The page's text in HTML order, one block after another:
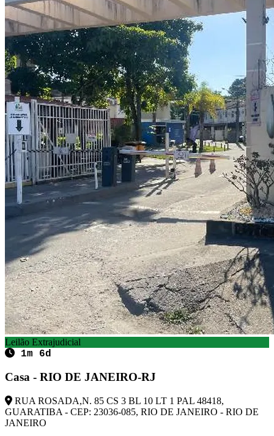
Leilão Extrajudicial
1m 6d
Casa - RIO DE JANEIRO-RJ
RUA ROSADA,N. 85 CS 3 BL 10 LT 1 PAL 48418,
GUARATIBA - CEP: 23036-085, RIO DE JANEIRO - RIO DE
JANEIRO